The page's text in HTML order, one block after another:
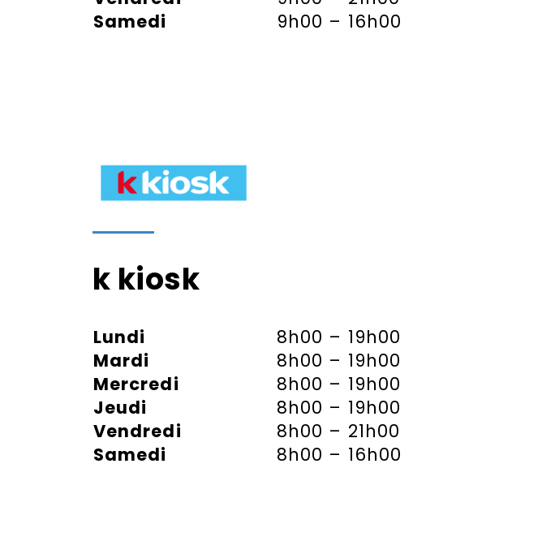
Samedi
9h00 – 16h00
k kiosk
Lundi
8h00 – 19h00
Mardi
8h00 – 19h00
Mercredi
8h00 – 19h00
Jeudi
8h00 – 19h00
Vendredi
8h00 – 21h00
Samedi
8h00 – 16h00